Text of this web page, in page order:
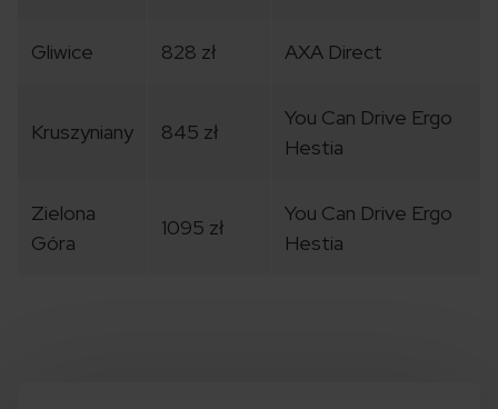
Gliwice 828 zł AXA Direct
Kruszyniany 845 zł
You Can Drive Ergo
Hestia
Zielona
Góra
1095 zł
You Can Drive Ergo
Hestia